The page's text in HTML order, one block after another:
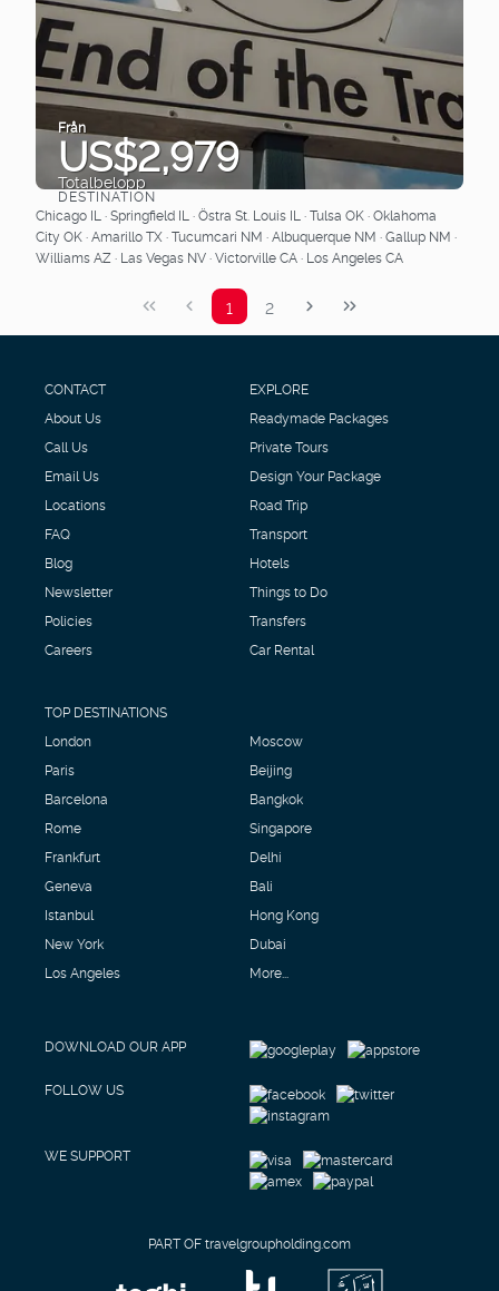
Från
US$2,979
Totalbelopp
Se
DESTINATION
Chicago IL · Springfield IL · Östra St. Louis IL · Tulsa OK · Oklahoma
City OK · Amarillo TX · Tucumcari NM · Albuquerque NM · Gallup NM ·
Williams AZ · Las Vegas NV · Victorville CA · Los Angeles CA
1 2
CONTACT
About Us
Call Us
Email Us
Locations
FAQ
Blog
Newsletter
Policies
Careers
EXPLORE
Readymade Packages
Private Tours
Design Your Package
Road Trip
Transport
Hotels
Things to Do
Transfers
Car Rental
TOP DESTINATIONS
London
Paris
Barcelona
Rome
Frankfurt
Geneva
Istanbul
New York
Los Angeles
Moscow
Beijing
Bangkok
Singapore
Delhi
Bali
Hong Kong
Dubai
More...
DOWNLOAD OUR APP
FOLLOW US
WE SUPPORT
PART OF travelgroupholding.com